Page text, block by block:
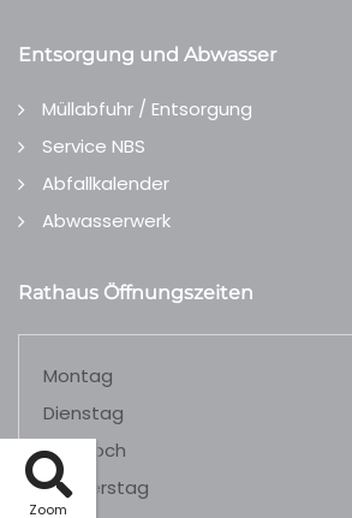
Zoom
Entsorgung und Abwasser
Müllabfuhr / Entsorgung
Service NBS
Abfallkalender
Abwasserwerk
Rathaus Öffnungszeiten
Montag
Dienstag
Mittwoch
Donnerstag